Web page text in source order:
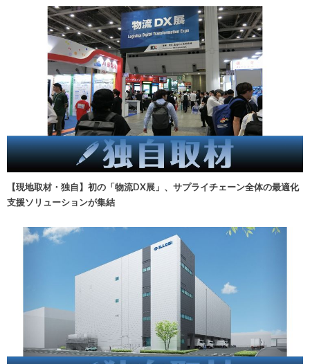
【現地取材・独自】初の「物流DX展」、サプライチェーン全体の最適化
支援ソリューションが集結